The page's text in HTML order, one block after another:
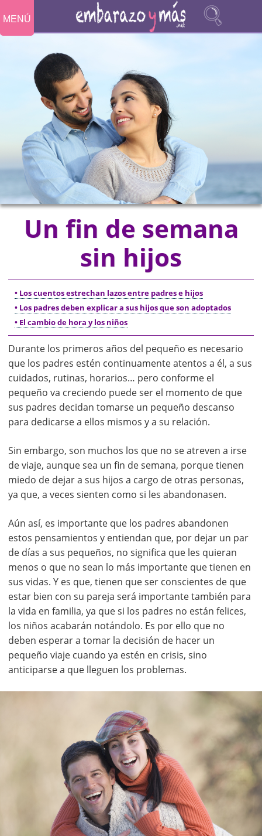
MENÚ
Un fin de semana
sin hijos
• Los cuentos estrechan lazos entre padres e hijos
• Los padres deben explicar a sus hijos que son adoptados
• El cambio de hora y los niños
Durante los primeros años del pequeño es necesario
que los padres estén continuamente atentos a él, a sus
cuidados, rutinas, horarios… pero conforme el
pequeño va creciendo puede ser el momento de que
sus padres decidan tomarse un pequeño descanso
para dedicarse a ellos mismos y a su relación.
Sin embargo, son muchos los que no se atreven a irse
de viaje, aunque sea un fin de semana, porque tienen
miedo de dejar a sus hijos a cargo de otras personas,
ya que, a veces sienten como si les abandonasen.
Aún así, es importante que los padres abandonen
estos pensamientos y entiendan que, por dejar un par
de días a sus pequeños, no significa que les quieran
menos o que no sean lo más importante que tienen en
sus vidas. Y es que, tienen que ser conscientes de que
estar bien con su pareja será importante también para
la vida en familia, ya que si los padres no están felices,
los niños acabarán notándolo. Es por ello que no
deben esperar a tomar la decisión de hacer un
pequeño viaje cuando ya estén en crisis, sino
anticiparse a que lleguen los problemas.